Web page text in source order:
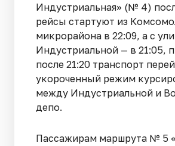
Индустриальная» (№ 4)
рейсы стартуют из
микрорайона в 22:09, а с
Индустриальной — в 21:05,
после 21:20 транспорт
укороченный режим
между Индустриальной и
депо.
Пассажирам маршрута № 5